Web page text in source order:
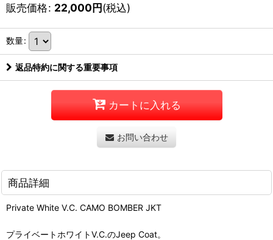
販売価格: 22,000円(税込)
数量:
返品特約に関する重要事項
カートに入れる
お問い合わせ
商品詳細
Private White V.C. CAMO BOMBER JKT
プライベートホワイトV.C.のJeep Coat。